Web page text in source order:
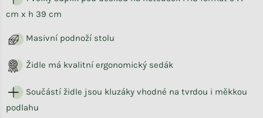
cm x h 39 cm
Masivní podnoží stolu
Židle má kvalitní ergonomický sedák
Součástí židle jsou kluzáky vhodné na tvrdou i měkkou
podlahu